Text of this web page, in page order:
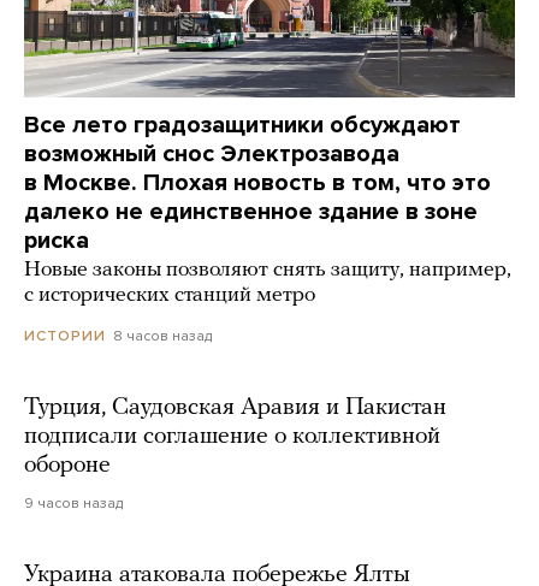
Все лето градозащитники обсуждают
возможный снос Электрозавода
в Москве. Плохая новость в том, что это
далеко не единственное здание в зоне
риска
Новые законы позволяют снять защиту, например,
с исторических станций метро
ИСТОРИИ 8 часов назад
Турция, Саудовская Аравия и Пакистан
подписали соглашение о коллективной
обороне
9 часов назад
Украина атаковала побережье Ялты